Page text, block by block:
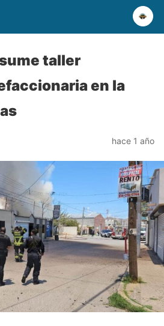
taller
en la
hace 1 año